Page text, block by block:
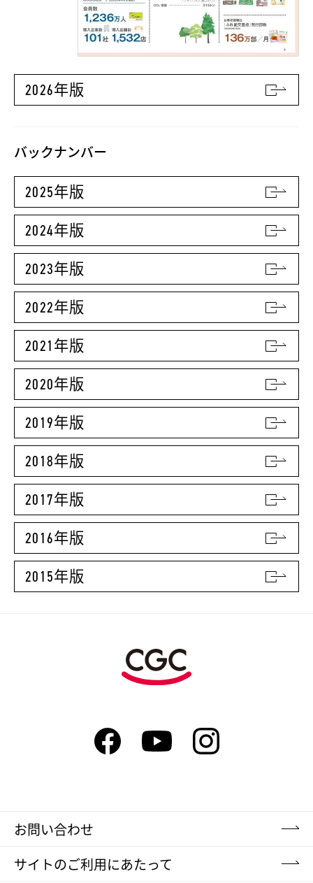
2026年版
バックナンバー
2025年版
2024年版
2023年版
2022年版
2021年版
2020年版
2019年版
2018年版
2017年版
2016年版
2015年版
お問い合わせ
サイトのご利用にあたって